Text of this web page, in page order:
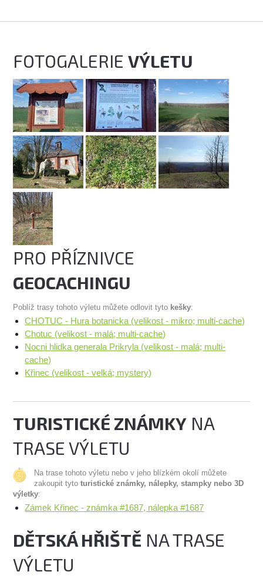
FOTOGALERIEVÝLETU
PRO PŘÍZNIVCE
GEOCACHINGU
Poblíž trasy tohoto výletu můžete odlovit tyto kešky:
CHOTUC - Hura botanicka (velikost - mikro; multi-cache)
Chotuc (velikost - malá; multi-cache)
Nocni hlidka generala Prikryla (velikost - malá; multi-
cache)
Křinec (velikost - velká; mystery)
TURISTICKÉ ZNÁMKY NA
TRASE VÝLETU
Na trase tohoto výletu nebo v jeho blízkém okolí můžete
zakoupit tytoturistické známky, nálepky, stampky nebo 3D
výletky:
Zámek Křinec - známka #1687, nálepka #1687
DĚTSKÁ HŘIŠTĚ NA TRASE
VÝLETU